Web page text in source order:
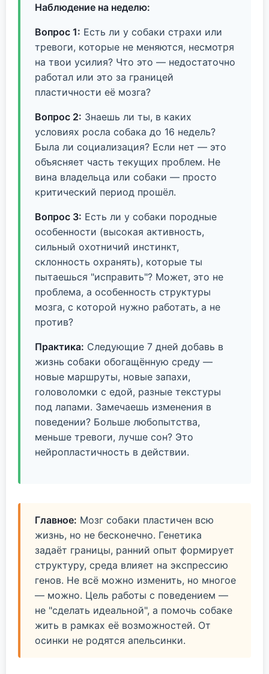
Наблюдение на неделю:
Вопрос 1: Есть ли у собаки страхи или
тревоги, которые не меняются, несмотря
на твои усилия? Что это — недостаточно
работал или это за границей
пластичности её мозга?
Вопрос 2: Знаешь ли ты, в каких
условиях росла собака до 16 недель?
Была ли социализация? Если нет — это
объясняет часть текущих проблем. Не
вина владельца или собаки — просто
критический период прошёл.
Вопрос 3: Есть ли у собаки породные
особенности (высокая активность,
сильный охотничий инстинкт,
склонность охранять), которые ты
пытаешься "исправить"? Может, это не
проблема, а особенность структуры
мозга, с которой нужно работать, а не
против?
Практика: Следующие 7 дней добавь в
жизнь собаки обогащённую среду —
новые маршруты, новые запахи,
головоломки с едой, разные текстуры
под лапами. Замечаешь изменения в
поведении? Больше любопытства,
меньше тревоги, лучше сон? Это
нейропластичность в действии.
Главное: Мозг собаки пластичен всю
жизнь, но не бесконечно. Генетика
задаёт границы, ранний опыт формирует
структуру, среда влияет на экспрессию
генов. Не всё можно изменить, но многое
— можно. Цель работы с поведением —
не "сделать идеальной", а помочь собаке
жить в рамках её возможностей. От
осинки не родятся апельсинки.